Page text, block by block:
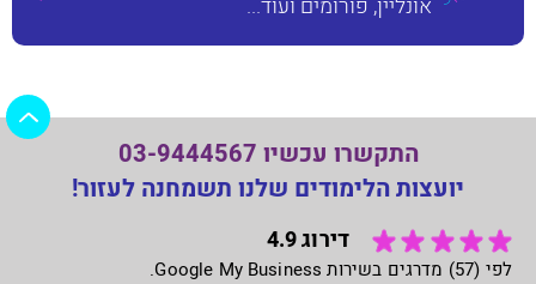
אונליין, פורומים ועוד...
התקשרו עכשיו 03-9444567
יועצות הלימודים שלנו תשמחנה לעזור!
דירוג 4.9
לפי (57) מדרגים בשירות Google My Business.